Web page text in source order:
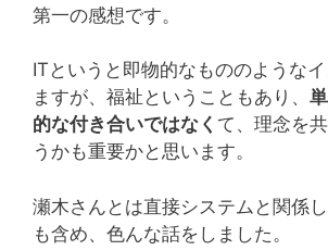
第一の感想です。
ITというと即物的なもののような
ますが、福祉ということもあり、
的な付き合いではなく て、理念を
うかも重要かと思います。
瀬木さんとは直接システムと関係
も含め、色んな話をしました。